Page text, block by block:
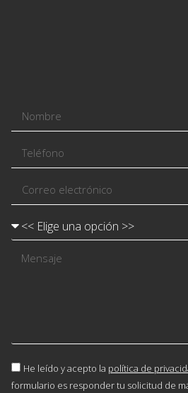
He leído y acepto la política de
formulario es responder tu solicitud de